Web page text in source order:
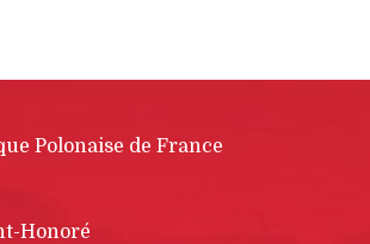
Polonaise de France
Honoré